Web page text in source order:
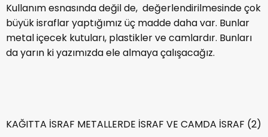
Kullanım esnasında değil de, değerlendirilmesinde çok
büyük israflar yaptığımız üç madde daha var. Bunlar
metal içecek kutuları, plastikler ve camlardır. Bunları
da yarın ki yazımızda ele almaya çalışacağız.
KAĞITTA İSRAF METALLERDE İSRAF VE CAMDA İSRAF (2)